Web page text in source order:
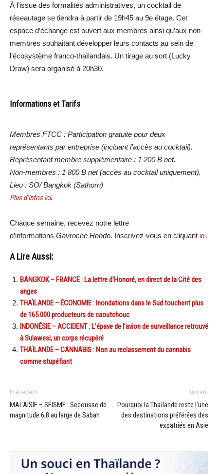
À l’issue des formalités administratives, un cocktail de
réseautage se tiendra à partir de 19h45 au 9e étage. Cet
espace d’échange est ouvert aux membres ainsi qu’aux non-
membres souhaitant développer leurs contacts au sein de
l’écosystème franco-thaïlandais. Un tirage au sort (Lucky
Draw) sera organisé à 20h30.
Informations et Tarifs
Membres FTCC : Participation gratuite pour deux
représentants par entreprise (incluant l’accès au cocktail).
Représentant membre supplémentaire : 1 200 B net.
Non-membres : 1 800 B net (accès au cocktail uniquement).
Lieu : SO/ Bangkok (Sathorn)
Plus d’infos ici.
Chaque semaine, recevez notre lettre
d’informations Gavroche Hebdo. Inscrivez-vous en cliquant ici.
A Lire Aussi:
BANGKOK – FRANCE : La lettre d’Honoré, en direct de la Cité des
anges
THAÏLANDE – ÉCONOMIE : Inondations dans le Sud touchent plus
de 165 000 producteurs de caoutchouc
INDONÉSIE – ACCIDENT : L’épave de l’avion de surveillance retrouvé
à Sulawesi, un corps récupéré
THAÏLANDE – CANNABIS : Non au reclassement du cannabis
comme stupéfiant
Précédent
MALAISIE – SÉISME : Secousse de
magnitude 6,8 au large de Sabah
Suivant
Pourquoi la Thaïlande reste l’une
des destinations préférées des
expatriés en Asie